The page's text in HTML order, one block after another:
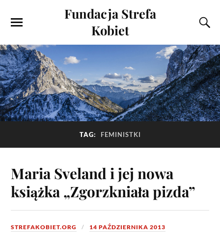
Fundacja Strefa
Kobiet
TAG: FEMINISTKI
Maria Sveland i jej nowa
książka „Zgorzkniała pizda”
STREFAKOBIET.ORG 14 PAŹDZIERNIKA 2013